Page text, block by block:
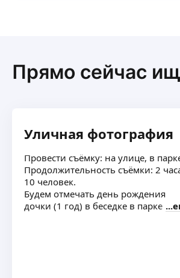
Прямо сейчас
Уличная фотография
Провести съёмку: на улице, в
Продолжительность съёмки: 2
10 человек.
Будем отмечать день рождения
дочки (1 год) в беседке в парке